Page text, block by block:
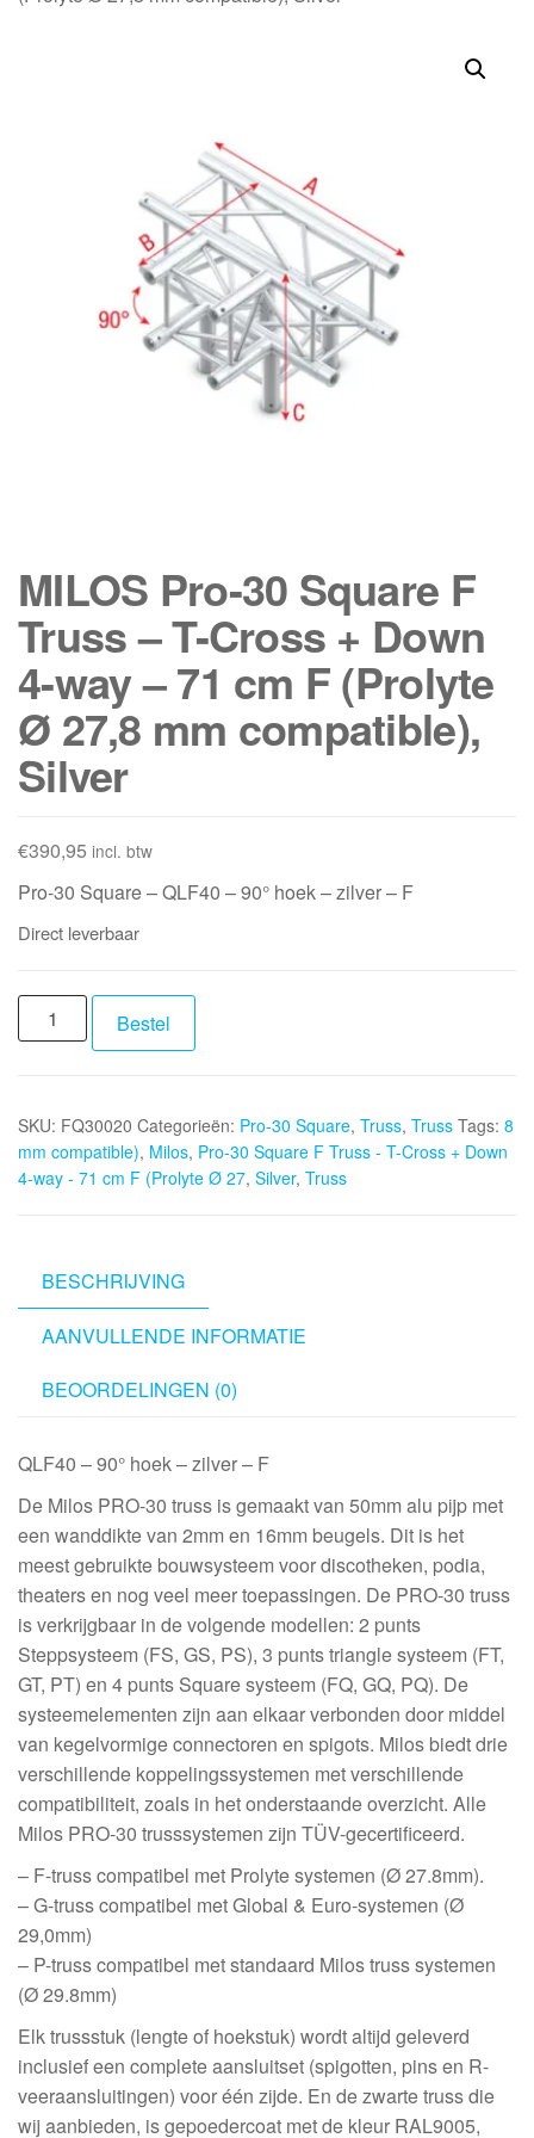
MILOS Pro-30 Square F
Truss – T-Cross + Down
4-way – 71 cm F (Prolyte
Ø 27,8 mm compatible),
Silver
€390,95 incl. btw
Pro-30 Square – QLF40 – 90° hoek – zilver – F
Direct leverbaar
MILOS
Pro-
F
Truss
-
Down
cm
(Prolyte
Ø
27,8
mm
compatible),
Silver
aantal
Bestel
SKU: FQ30020 Categorieën: Pro-30 Square, Truss, Truss Tags: 8
mm compatible), Milos, Pro-30 Square F Truss - T-Cross + Down
4-way - 71 cm F (Prolyte Ø 27, Silver, Truss
BESCHRIJVING
AANVULLENDE INFORMATIE
BEOORDELINGEN (0)
QLF40 – 90° hoek – zilver – F
De Milos PRO-30 truss is gemaakt van 50mm alu pijp met
een wanddikte van 2mm en 16mm beugels. Dit is het
meest gebruikte bouwsysteem voor discotheken, podia,
theaters en nog veel meer toepassingen. De PRO-30 truss
is verkrijgbaar in de volgende modellen: 2 punts
Steppsysteem (FS, GS, PS), 3 punts triangle systeem (FT,
GT, PT) en 4 punts Square systeem (FQ, GQ, PQ). De
systeemelementen zijn aan elkaar verbonden door middel
van kegelvormige connectoren en spigots. Milos biedt drie
verschillende koppelingssystemen met verschillende
compatibiliteit, zoals in het onderstaande overzicht. Alle
Milos PRO-30 trusssystemen zijn TÜV-gecertificeerd.
– F-truss compatibel met Prolyte systemen (Ø 27.8mm).
– G-truss compatibel met Global & Euro-systemen (Ø
29,0mm)
– P-truss compatibel met standaard Milos truss systemen
(Ø 29.8mm)
Elk trussstuk (lengte of hoekstuk) wordt altijd geleverd
inclusief een complete aansluitset (spigotten, pins en R-
veeraansluitingen) voor één zijde. En de zwarte truss die
wij aanbieden, is gepoedercoat met de kleur RAL9005,